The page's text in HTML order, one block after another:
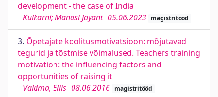
development - the case of India
Kulkarni; Manasi Jayant 05.06.2023 magistritööd
3. Õpetajate koolitusmotivatsioon: mõjutavad
tegurid ja tõstmise võimalused. Teachers training
motivation: the influencing factors and
opportunities of raising it
Valdma, Eliis 08.06.2016 magistritööd